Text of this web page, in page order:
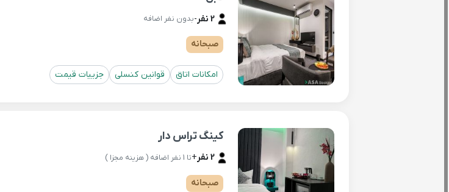
2 نفر -بدون نفر اضافه
صبحانه
امکانات اتاق قوانین کنسلی جزییات قیمت
کینگ تراس دار
2 نفر +تا 1 نفر اضافه ( هزینه مجزا )
صبحانه